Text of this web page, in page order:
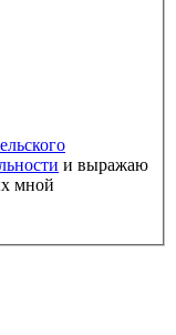
и выражаю
мной